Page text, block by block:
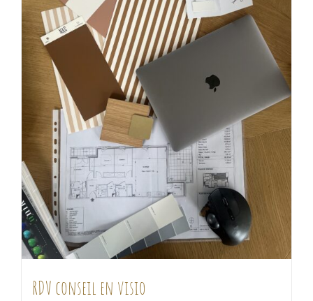
RDV conseil en visio